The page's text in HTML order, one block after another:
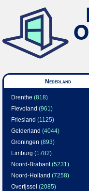
Nederland
Drenthe (818)
Flevoland (961)
Friesland (1125)
Gelderland (4044)
Groningen (893)
Limburg (1782)
Noord-Brabant(5231)
Noord-Holland (7258)
Overijssel (2085)